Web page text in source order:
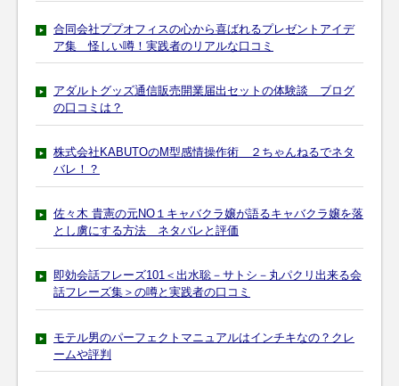
合同会社ププオフィスの心から喜ばれるプレゼントアイデ
ア集 怪しい噂！実践者のリアルな口コミ
アダルトグッズ通信販売開業届出セットの体験談 ブログ
の口コミは？
株式会社KABUTOのM型感情操作術 ２ちゃんねるでネタ
バレ！？
佐々木 貴憲の元NO１キャバクラ嬢が語るキャバクラ嬢を落
とし虜にする方法 ネタバレと評価
即効会話フレーズ101＜出水聡－サトシ－丸パクリ出来る会
話フレーズ集＞の噂と実践者の口コミ
モテル男のパーフェクトマニュアルはインチキなの？クレ
ームや評判